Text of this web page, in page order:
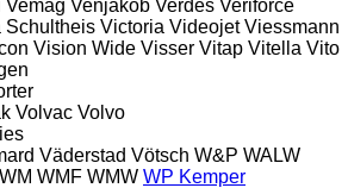
Vemag Venjakob Verdés Veriforce
Schultheis Victoria Videojet Viessmann
Vision Wide Visser Vitap Vitella Vito
Volvac Volvo
Väderstad Vötsch W&P WALW
WM WMF WMW WP Kemper